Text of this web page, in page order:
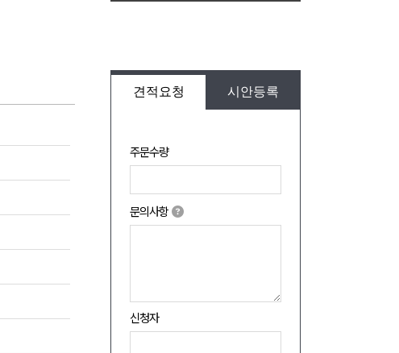
견적요청 시안등록
주문수량
문의사항
신청자